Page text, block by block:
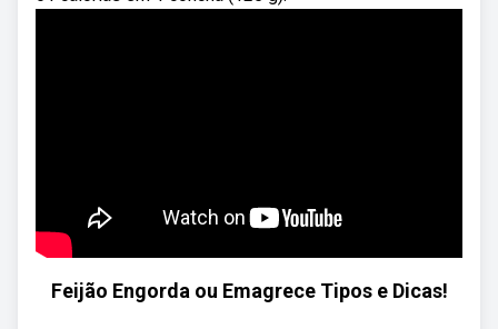
Feijão Engorda ou Emagrece Tipos e Dicas!